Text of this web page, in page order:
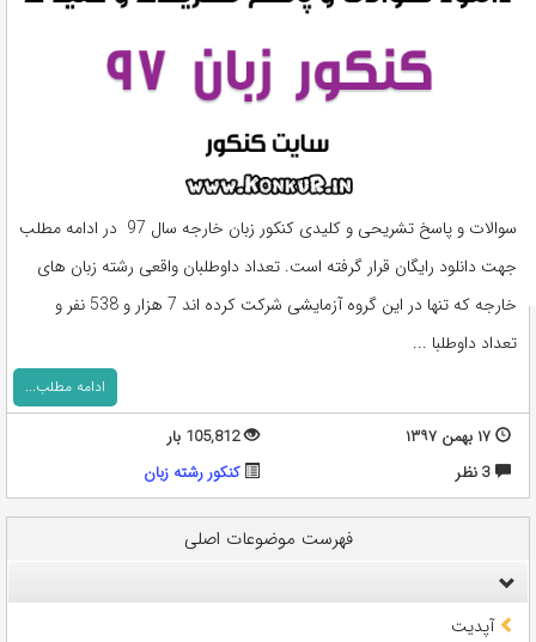
سوالات و پاسخ تشریحی و کلیدی کنکور زبان خارجه سال 97 در ادامه مطلب
جهت دانلود رایگان قرار گرفته است. تعداد داوطلبان واقعی رشته زبان های
خارجه که تنها در این گروه آزمایشی شرکت کرده اند 7 هزار و 538 نفر و
تعداد داوطلبا ...
ادامه مطلب...
۱۷ بهمن ۱۳۹۷
105,812 بار
3 نظر
کنکور رشته زبان
فهرست موضوعات اصلی
آپدیت